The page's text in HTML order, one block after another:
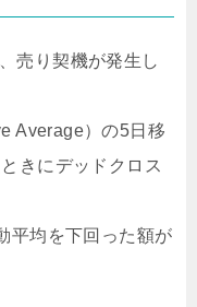
売り契機が発生し
Average）の5日移
きにデッドクロス
平均を下回った額が